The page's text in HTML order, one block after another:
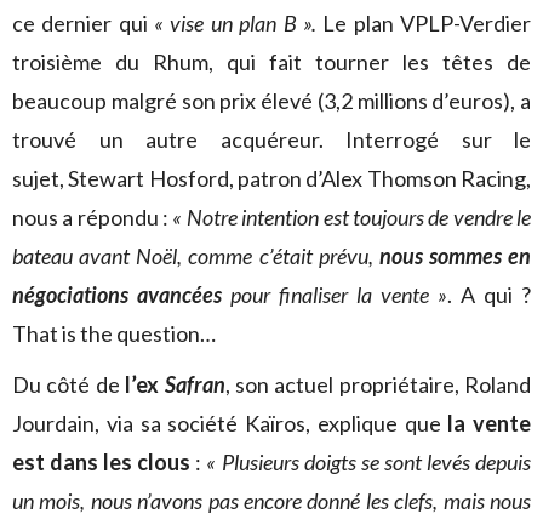
ce dernier qui « vise un plan B ». Le plan VPLP-Verdier
troisième du Rhum, qui fait tourner les têtes de
beaucoup malgré son prix élevé (3,2 millions d’euros), a
trouvé un autre acquéreur. Interrogé sur le
sujet, Stewart Hosford, patron d’Alex Thomson Racing,
nous a répondu : « Notre intention est toujours de vendre le
bateau avant Noël, comme c’était prévu, nous sommes en
négociations avancées pour finaliser la vente ». A qui ?
That is the question…
Du côté de l’ex Safran, son actuel propriétaire, Roland
Jourdain, via sa société Kaïros, explique que la vente
est dans les clous : « Plusieurs doigts se sont levés depuis
un mois, nous n’avons pas encore donné les clefs, mais nous